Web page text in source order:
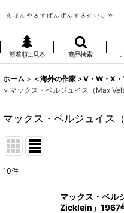
新着順に見る 商品検索
ホーム > ＜海外の作家＞V・W・X
> マックス・ベルジュイス（Max
マックス・ベルジュイス
10件
マックス・ベル
Zicklein」1967